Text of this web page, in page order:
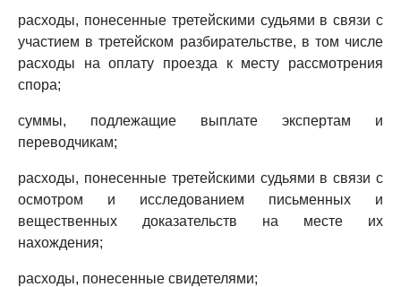
расходы, понесенные третейскими судьями в связи с
участием в третейском разбирательстве, в том числе
расходы на оплату проезда к месту рассмотрения
спора;
суммы, подлежащие выплате экспертам и
переводчикам;
расходы, понесенные третейскими судьями в связи с
осмотром и исследованием письменных и
вещественных доказательств на месте их
нахождения;
расходы, понесенные свидетелями;